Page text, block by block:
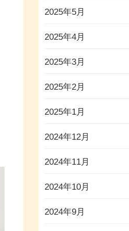
2025年5月
2025年4月
2025年3月
2025年2月
2025年1月
2024年12月
2024年11月
2024年10月
2024年9月